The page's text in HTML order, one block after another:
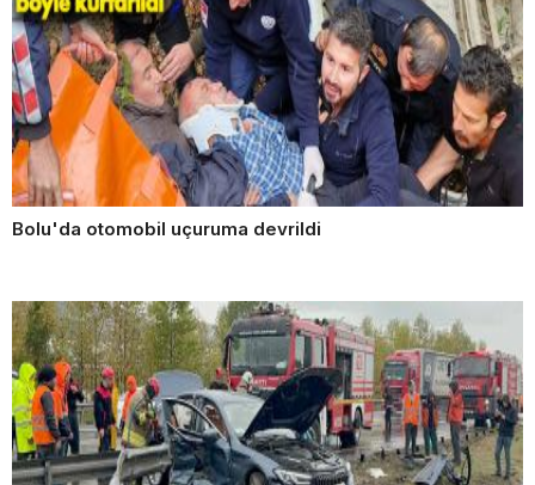
Bolu'da otomobil uçuruma devrildi